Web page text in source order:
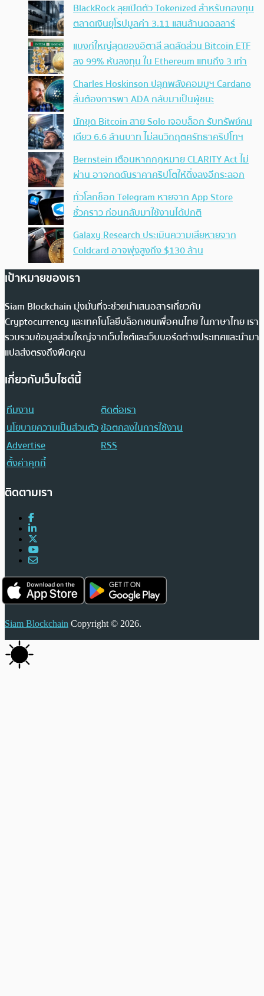
BlackRock ลุยเปิดตัว Tokenized สำหรับกองทุน
ตลาดเงินยุโรปมูลค่า 3.11 แสนล้านดอลลาร์
แบงก์ใหญ่สุดของอิตาลี ลดสัดส่วน Bitcoin ETF
ลง 99% หันลงทุน ใน Ethereum แทนถึง 3 เท่า
Charles Hoskinson ปลุกพลังคอมมูฯ Cardano
ลั่นต้องการพา ADA กลับมาเป็นผู้ชนะ
นักขุด Bitcoin สาย Solo เจอบล็อก รับทรัพย์คน
เดียว 6.6 ล้านบาท ไม่สนวิกฤตศรัทธาคริปโทฯ
Bernstein เตือนหากกฎหมาย CLARITY Act ไม่
ผ่าน อาจกดดันราคาคริปโตให้ดิ่งลงอีกระลอก
ทั่วโลกช็อก Telegram หายจาก App Store
ชั่วคราว ก่อนกลับมาใช้งานได้ปกติ
Galaxy Research ประเมินความเสียหายจาก
Coldcard อาจพุ่งสูงถึง $130 ล้าน
เป้าหมายของเรา
Siam Blockchain มุ่งมั่นที่จะช่วยนำเสนอสารเกี่ยวกับ
Cryptocurrency และเทคโนโลยีบล็อกเชนเพื่อคนไทย ในภาษาไทย เรา
รวบรวมข้อมูลส่วนใหญ่จากเว็บไซต์และเว็บบอร์ดต่างประเทศและนำมา
แปลส่งตรงถึงฟีดคุณ
เกี่ยวกับเว็บไซต์นี้
ทีมงาน
ติดต่อเรา
นโยบายความเป็นส่วนตัวข้อตกลงในการใช้งาน
Advertise
RSS
ตั้งค่าคุกกี้
ติดตามเรา
Siam Blockchain Copyright © 2026.